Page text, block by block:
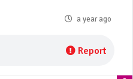
a year ago
Report